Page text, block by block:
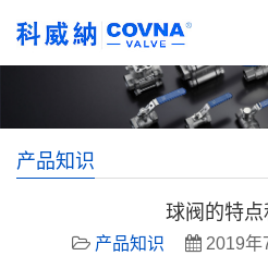
产品知识
球阀的特点
产品知识 2019年